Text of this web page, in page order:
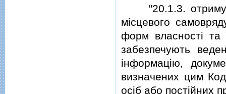
"20.1.3.
мiсцевого
форм власностi та
забезпечують
iнформацiю,
визначених цим
осiб або постiйних